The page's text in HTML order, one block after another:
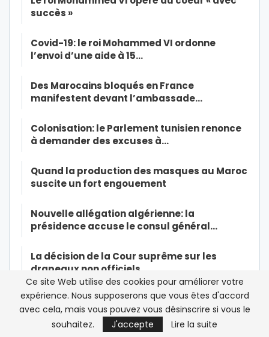
succès »
Covid-19: le roi Mohammed VI ordonne
l’envoi d’une aide à 15…
Des Marocains bloqués en France
manifestent devant l’ambassade…
Colonisation: le Parlement tunisien renonce
à demander des excuses à…
Quand la production des masques au Maroc
suscite un fort engouement
Nouvelle allégation algérienne: la
présidence accuse le consul général…
La décision de la Cour suprême sur les
drapeaux non officiels…
Le président algérien Tebboune s’offre une
légitimité sur le dos…
Ce site Web utilise des cookies pour améliorer votre
expérience. Nous supposerons que vous êtes d'accord
avec cela, mais vous pouvez vous désinscrire si vous le
souhaitez.
J'accepte Lire la suite